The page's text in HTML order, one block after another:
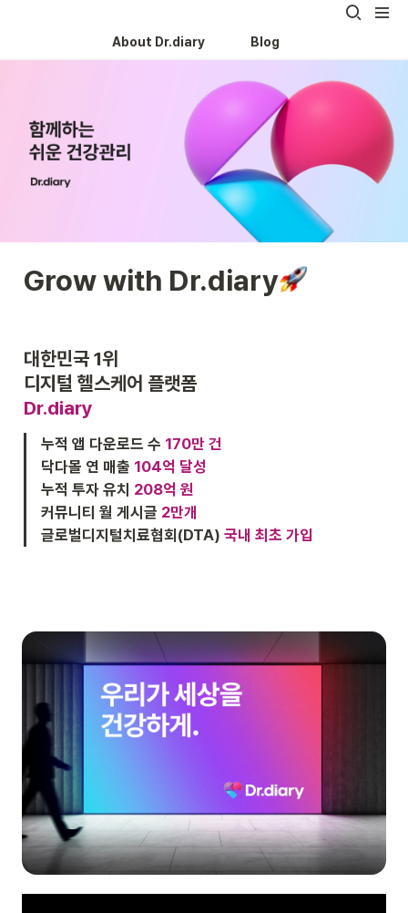
About Dr.diary Blog
Grow with Dr.diary
대한민국 1위
Dr.diary
누적 앱 다운로드 수 170만 건
닥다몰 연 매출 104억 달성
누적 투자 유치 208억 원
커뮤니티 월 게시글 2만개
글로벌디지털치료협회(DTA) 국내 최초 가입